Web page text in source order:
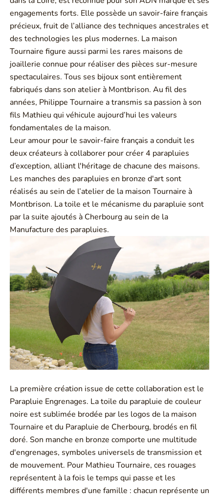
engagements forts. Elle possède un savoir-faire français
précieux, fruit de l’alliance des techniques ancestrales et
des technologies les plus modernes. La maison
Tournaire figure aussi parmi les rares maisons de
joaillerie connue pour réaliser des pièces sur-mesure
spectaculaires. Tous ses bijoux sont entièrement
fabriqués dans son atelier à Montbrison. Au fil des
années, Philippe Tournaire a transmis sa passion à son
fils Mathieu qui véhicule aujourd’hui les valeurs
fondamentales de la maison.
Leur amour pour le savoir-faire français a conduit les
deux créateurs à collaborer pour créer 4 parapluies
d’exception, alliant l'héritage de chacune des maisons.
Les manches des parapluies en bronze d'art sont
réalisés au sein de l’atelier de la maison Tournaire à
Montbrison. La toile et le mécanisme du parapluie sont
par la suite ajoutés à Cherbourg au sein de la
Manufacture des parapluies.
La première création issue de cette collaboration est le
Parapluie Engrenages. La toile du parapluie de couleur
noire est sublimée brodée par les logos de la maison
Tournaire et du Parapluie de Cherbourg, brodés en fil
doré. Son manche en bronze comporte une multitude
d'engrenages, symboles universels de transmission et
de mouvement. Pour Mathieu Tournaire, ces rouages
représentent à la fois le temps qui passe et les
différents membres d'une famille : chacun représente un